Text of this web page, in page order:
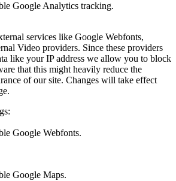
Google Analytics tracking.
services like Google Webfonts,
Video providers. Since these providers
like your IP address we allow you to block
that this might heavily reduce the
of our site. Changes will take effect
Google Webfonts.
Google Maps.